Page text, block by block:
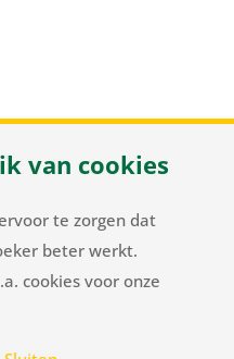
van cookies
te zorgen dat
beter werkt.
cookies voor onze